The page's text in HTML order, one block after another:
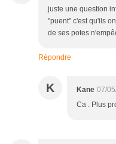
juste une question
"puent" c'est qu'ils
de ses potes
Répondre
K Kane 07/
Ca . Plus